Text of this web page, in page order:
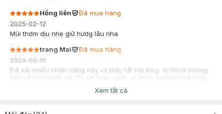
Hồng liên
Đã mua hàng
2025-02-12
Mùi thơm dịu nhẹ giữ hươg lâu nha
trang Mai
Đã mua hàng
2024-06-10
Đã xài nhiều nhãn hàng này và thấy rất hài lòng. Ai thích hương
sang trọng mạnh mẽ thì xài màu xanh, ai thích hương ngọt ngào
Xem tất cả